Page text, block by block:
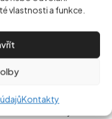
vlastnosti a funkce.
Kontakty
element. Dalším
Zde jsme se rozhodli
Do kosmetiky jsme
silikony, žádné
být nemusí, tam